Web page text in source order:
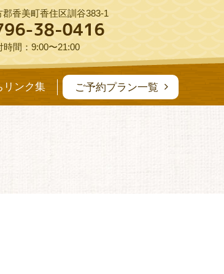
郡香美町香住区訓谷383-1
時間：9:00〜21:00
リンク集 ご予約プラン一覧